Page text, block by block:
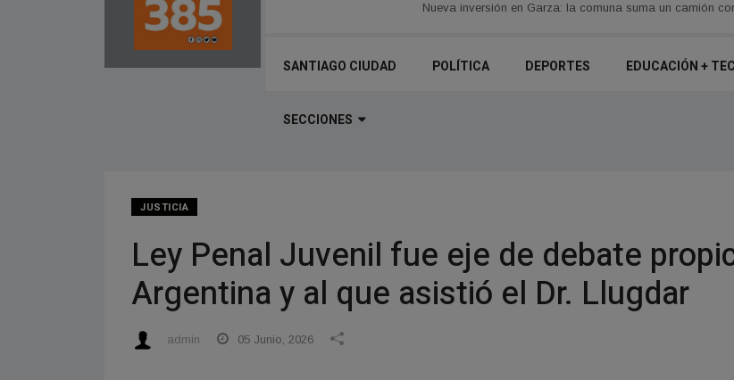
SANTIAGO CIUDAD POLÍTICA DEPORTES EDUCACIÓN +
SECCIONES
JUSTICIA
Ley Penal Juvenil fue eje de debate
Argentina y al que asistió el Dr. Llugdar
admin 05 Junio, 2026